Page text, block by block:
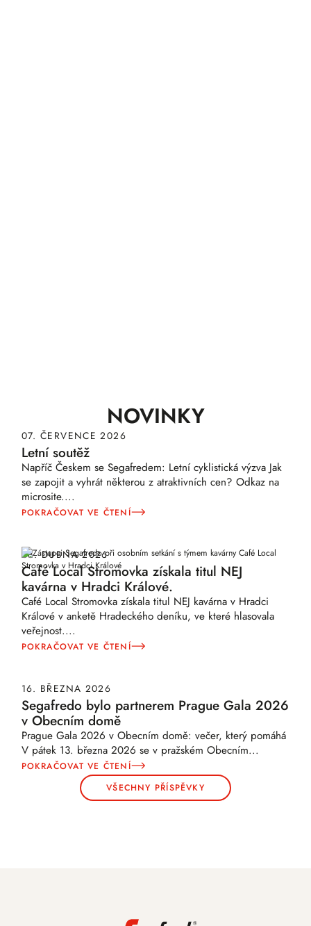
NOVINKY
07. ČERVENCE 2026
Letní soutěž
Napříč Českem se Segafredem: Letní cyklistická výzva Jak
se zapojit a vyhrát některou z atraktivních cen? Odkaz na
microsite....
POKRAČOVAT VE ČTENÍ
08. DUBNA 2026
Café Local Stromovka získala titul NEJ
kavárna v Hradci Králové.
Café Local Stromovka získala titul NEJ kavárna v Hradci
Králové v anketě Hradeckého deníku, ve které hlasovala
veřejnost....
POKRAČOVAT VE ČTENÍ
16. BŘEZNA 2026
Segafredo bylo partnerem Prague Gala 2026
v Obecním domě
Prague Gala 2026 v Obecním domě: večer, který pomáhá
V pátek 13. března 2026 se v pražském Obecním...
POKRAČOVAT VE ČTENÍ
VŠECHNY PŘÍSPĚVKY